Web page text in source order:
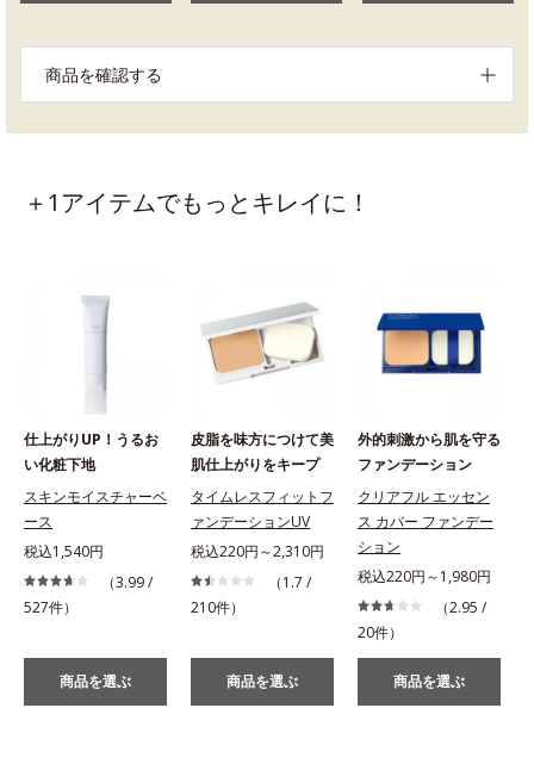
商品を確認する
＋1アイテムでもっとキレイに！
仕上がりUP！うるお
い化粧下地
スキンモイスチャーベ
ース
税込1,540円
（3.99 /
527件）
商品を選ぶ
皮脂を味方につけて美
肌仕上がりをキープ
タイムレスフィットフ
ァンデーションUV
税込220円～2,310円
（1.7 /
210件）
商品を選ぶ
外的刺激から肌を守る
ファンデーション
クリアフル エッセン
ス カバー ファンデー
ション
税込220円～1,980円
（2.95 /
20件）
商品を選ぶ